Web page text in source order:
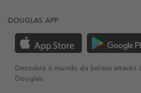
DOUGLAS APP
Descubra o mundo da beleza através
Douglas.